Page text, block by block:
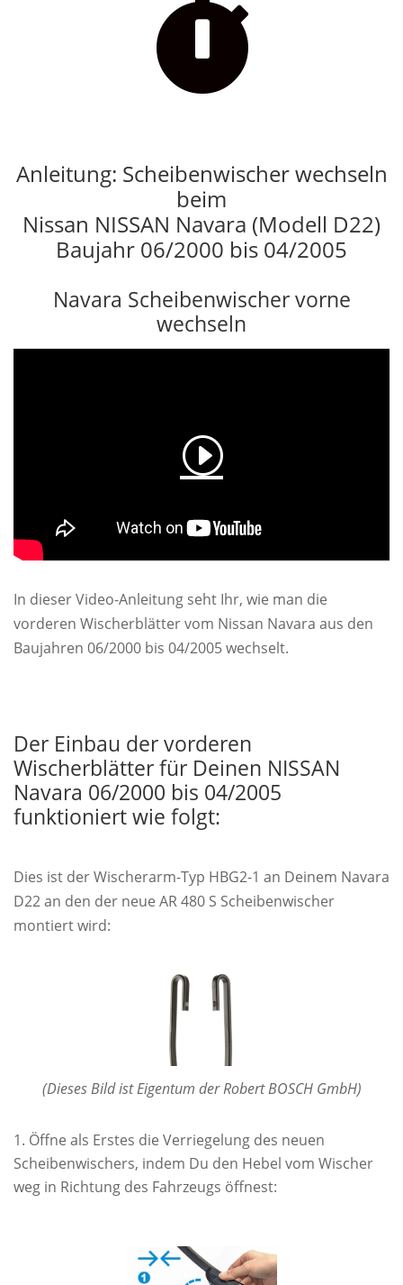

Anleitung: Scheibenwischer wechseln
beim
Nissan NISSAN Navara (Modell D22)
Baujahr 06/2000 bis 04/2005
Navara Scheibenwischer vorne
wechseln
In dieser Video-Anleitung seht Ihr, wie man die
vorderen Wischerblätter vom Nissan Navara aus den
Baujahren 06/2000 bis 04/2005 wechselt.
Der Einbau der vorderen
Wischerblätter für Deinen NISSAN
Navara 06/2000 bis 04/2005
funktioniert wie folgt:
Dies ist der Wischerarm-Typ HBG2-1 an Deinem Navara
D22 an den der neue AR 480 S Scheibenwischer
montiert wird:
(Dieses Bild ist Eigentum der Robert BOSCH GmbH)
Öffne als Erstes die Verriegelung des neuen
Scheibenwischers, indem Du den Hebel vom Wischer
weg in Richtung des Fahrzeugs öffnest: